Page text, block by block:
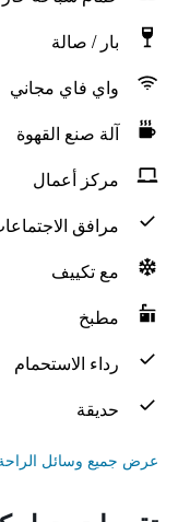
بار / صالة
واي فاي مجاني
آلة صنع القهوة
مركز أعمال
مرافق
مع تكييف
مطبخ
رداء الاستحمام
حديقة
عرض جميع وسائل الراحة